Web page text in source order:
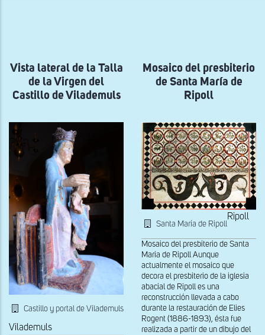
navegación
Vista lateral de la Talla
de la Virgen del
Castillo de Vilademuls
Castillo y portal de Vilademuls
Vilademuls
Mosaico del presbiterio
de Santa María de
Ripoll
Santa María de Ripoll
Ripoll
Mosaico del presbiterio de Santa
Maria de Ripoll Aunque
actualmente el mosaico que
decora el presbiterio de la iglesia
abacial de Ripoll es una
reconstrucción llevada a cabo
durante la restauración de Elies
Rogent (1886-1893), ésta fue
realizada a partir de un dibujo del